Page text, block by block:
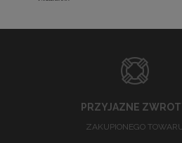
PRZYJAZNE
ZAKUPIONEGO